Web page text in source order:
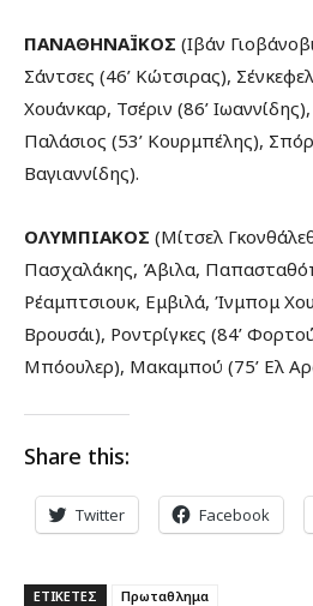
ΠΑΝΑΘΗΝΑΪΚΟΣ (Ιβάν
Σάντσες (46’ Κώτσιρας),
Χουάνκαρ, Τσέριν (86’
Παλάσιος (53’ Κουρμπέλης),
Βαγιαννίδης).
ΟΛΥΜΠΙΑΚΟΣ (Μίτσελ
Πασχαλάκης, Άβιλα,
Ρέαμπτσιουκ, Εμβιλά, Ίνμπομ
Βρουσάι), Ροντρίγκες (84’
Μπόουλερ), Μακαμπού (75’ Ελ
Share this:
Twitter Facebook
ΕΤΙΚΕΤΕΣ Πρωταθλημα